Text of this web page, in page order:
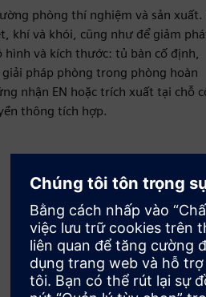
phòng thí nghiệm và sản xuất.
khí và khói, cũng như để giảm
và kích thước: tủ bàn cố định,
pháp phòng trong phòng hoàn
nhận EN hoặc trích xuất tại chỗ
thông tích hợp.